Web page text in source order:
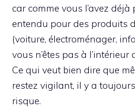
car comme vous l’avez déjà
entendu pour des produits
(voiture, électroménager,
vous n’êtes pas à l’intérieur
Ce qui veut bien dire que
restez vigilant, il y a
risque.